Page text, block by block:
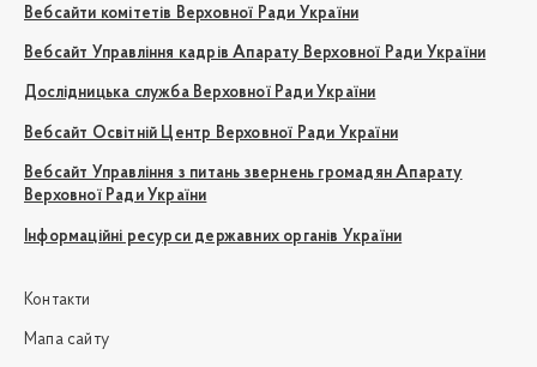
Вебсайти комітетів Верховної Ради України
Вебсайт Управління кадрів Апарату Верховної Ради України
Дослідницька служба Верховної Ради України
Вебсайт Освітній Центр Верховної Ради України
Вебсайт Управління з питань звернень громадян Апарату
Верховної Ради України
Інформаційні ресурси державних органів України
Контакти
Мапа сайту